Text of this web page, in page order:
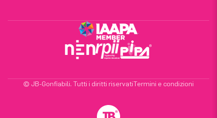
© JB-Gonfiabili. Tutti i diritti riservatiTermini e condizioni